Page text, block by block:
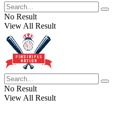
No Result
View All Result
No Result
View All Result